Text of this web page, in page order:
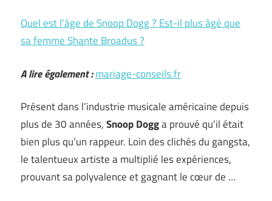
Quel est l’âge de Snoop Dogg ? Est-il plus âgé que
sa femme Shante Broadus ?
A lire également :mariage-conseils.fr
Présent dans l’industrie musicale américaine depuis
plus de 30 années,Snoop Dogga prouvé qu’il était
bien plus qu’un rappeur. Loin des clichés du gangsta,
le talentueux artiste a multiplié les expériences,
prouvant sa polyvalence et gagnant le cœur de …